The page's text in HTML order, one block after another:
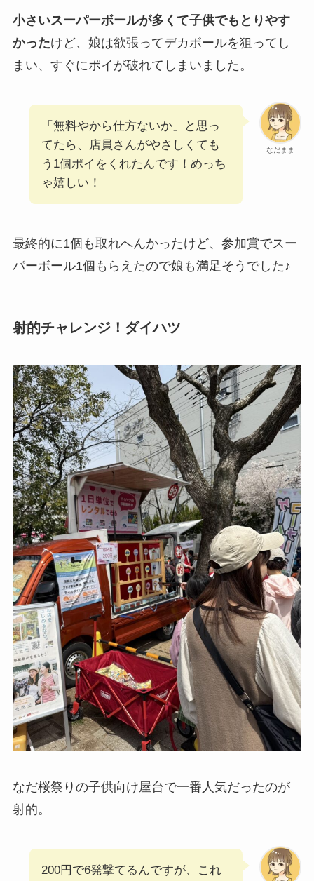
小さいスーパーボールが多くて子供でもとりやす
かったけど、娘は欲張ってデカボールを狙ってし
まい、すぐにポイが破れてしまいました。
なだまま
「無料やから仕方ないか」と思っ
てたら、店員さんがやさしくても
う1個ポイをくれたんです！めっち
ゃ嬉しい！
最終的に1個も取れへんかったけど、参加賞でスー
パーボール1個もらえたので娘も満足そうでした♪
射的チャレンジ！ダイハツ
なだ桜祭りの子供向け屋台で一番人気だったのが
射的。
200円で6発撃てるんですが、これ